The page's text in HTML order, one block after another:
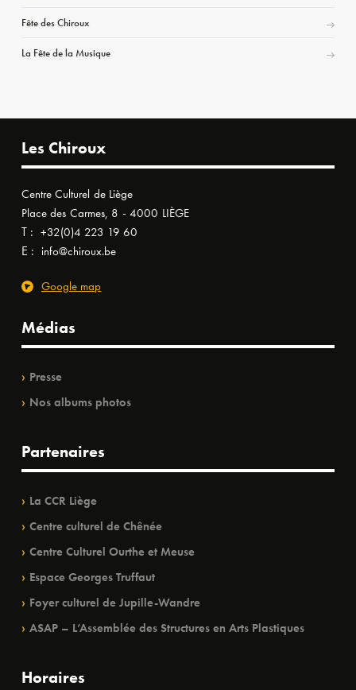
Fête des Chiroux
La Fête de la Musique
Les Chiroux
Centre Culturel de Liège
Place des Carmes, 8 - 4000 LIÈGE
T : +32(0)4 223 19 60
E : info@chiroux.be
Google map
Médias
Presse
Nos albums photos
Partenaires
La CCR Liège
Centre culturel de Chênée
Centre Culturel Ourthe et Meuse
Espace Georges Truffaut
Foyer culturel de Jupille-Wandre
ASAP – L’Assemblée des Structures en Arts Plastiques
Horaires